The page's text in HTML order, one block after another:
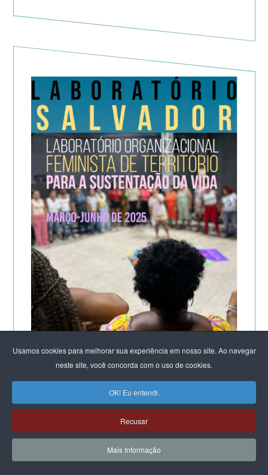
Usamos cookies para melhorar sua experiência em nosso site. Ao navegar
neste site, você concorda com o uso de cookies.
OK! Eu entendi.
Recusar
Mais Informação
DE SALVADOR